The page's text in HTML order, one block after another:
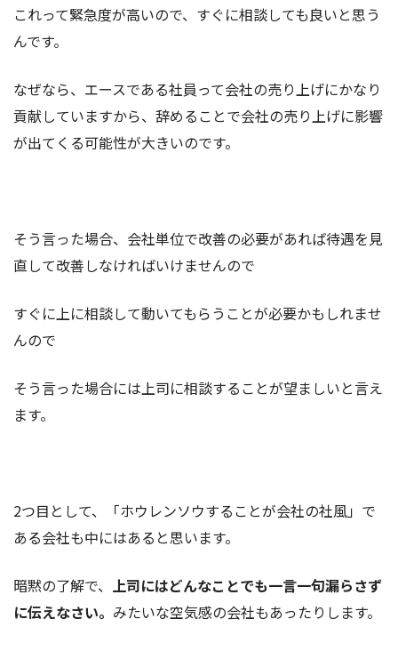
これって緊急度が高いので、すぐに相談しても良いと思う
んです。
なぜなら、エースである社員って会社の売り上げにかなり
貢献していますから、辞めることで会社の売り上げに影響
が出てくる可能性が大きいのです。
そう言った場合、会社単位で改善の必要があれば待遇を見
直して改善しなければいけませんので
すぐに上に相談して動いてもらうことが必要かもしれませ
んので
そう言った場合には上司に相談することが望ましいと言え
ます。
2つ目として、「ホウレンソウすることが会社の社風」で
ある会社も中にはあると思います。
暗黙の了解で、 上司にはどんなことでも一言一句漏らさず
に伝えなさい。 みたいな空気感の会社もあったりします。